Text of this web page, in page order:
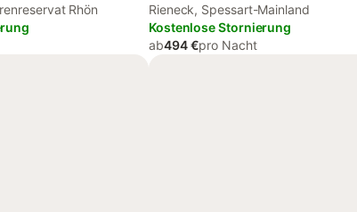
Rhön
Rieneck, Spessart-Mainland
Kostenlose Stornierung
ab494 €pro Nacht